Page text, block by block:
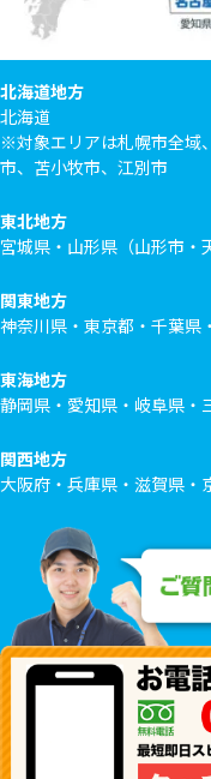
北海道地方
北海道
※対象エリアは札幌市全域
市、苫小牧市、江別市
東北地方
宮城県・山形県（山形市・
関東地方
神奈川県・東京都・千葉県
東海地方
静岡県・愛知県・岐阜県・
関西地方
大阪府・兵庫県・滋賀県・